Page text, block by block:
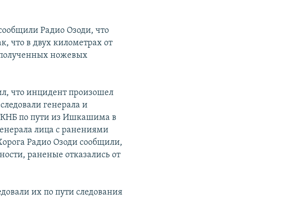
Радио Озоди, что
что в двух километрах от
полученных ножевых
что инцидент произошел
генерала и
по пути из Ишкашима в
лица с ранениями
Радио Озоди сообщили,
раненые отказались от
их по пути следования